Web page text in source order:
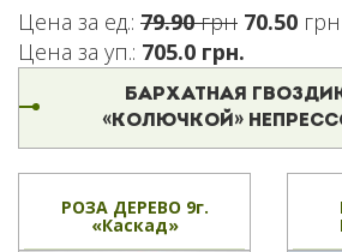
Цена за ед.: 79.90грн
цена
79.90 грн.
70.50 грн
Цена за уп.: 705.0 грн.
БАРХАТНАЯ
«КОЛЮЧКОЙ»
РОЗА ДЕРЕВО 9г.
«Каскад»